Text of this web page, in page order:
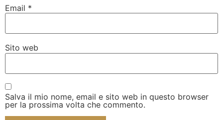
Email *
Sito web
Salva il mio nome, email e sito web in questo browser
per la prossima volta che commento.